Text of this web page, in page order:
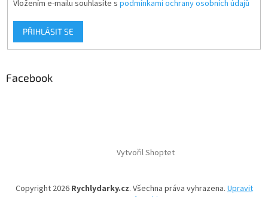
Vložením e-mailu souhlasíte s podmínkami ochrany osobních údajů
PŘIHLÁSIT SE
Facebook
Vytvořil Shoptet
Copyright 2026 Rychlydarky.cz. Všechna práva vyhrazena. Upravit